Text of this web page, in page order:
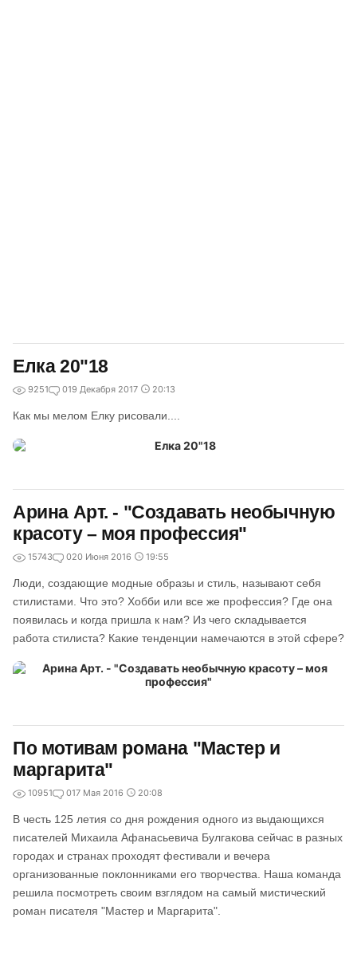
Елка 20"18
9251 019 Декабря 2017 20:13
Как мы мелом Елку рисовали....
Арина Арт. - "Создавать необычную
красоту – моя профессия"
15743 020 Июня 2016 19:55
Люди, создающие модные образы и стиль, называют себя
стилистами. Что это? Хобби или все же профессия? Где она
появилась и когда пришла к нам? Из чего складывается
работа стилиста? Какие тенденции намечаются в этой сфере?
По мотивам романа "Мастер и
маргарита"
10951 017 Мая 2016 20:08
В честь 125 летия со дня рождения одного из выдающихся
писателей Михаила Афанасьевича Булгакова сейчас в разных
городах и странах проходят фестивали и вечера
организованные поклонниками его творчества. Наша команда
решила посмотреть своим взглядом на самый мистический
роман писателя "Мастер и Маргарита".